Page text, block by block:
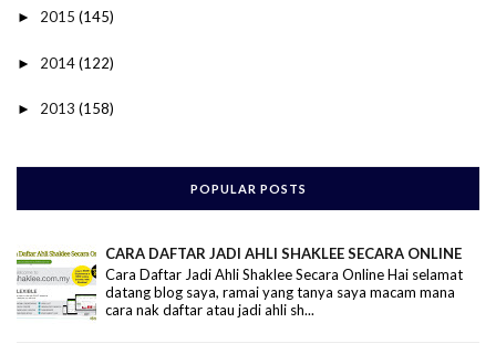
► 2015 (145)
► 2014(122)
► 2013 (158)
POPULAR POSTS
CARA DAFTAR JADI AHLI SHAKLEE SECARA ONLINE
Cara Daftar Jadi Ahli Shaklee Secara Online Hai selamat
datang blog saya, ramai yang tanya saya macam mana
cara nak daftar atau jadi ahli sh...